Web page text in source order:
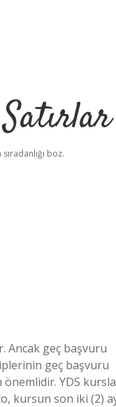
boz.
Ancak geç başvuru
geç başvuru
YDS
kursun son iki (2)